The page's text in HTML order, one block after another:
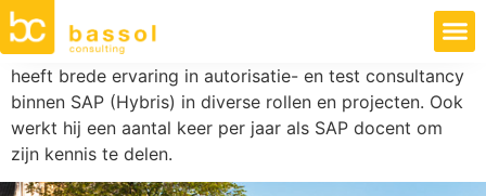
heeft brede ervaring in autorisatie- en test consultancy
binnen SAP (Hybris) in diverse rollen en projecten. Ook
werkt hij een aantal keer per jaar als SAP docent om
zijn kennis te delen.